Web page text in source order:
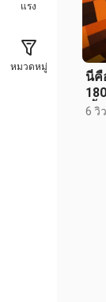
แรง
หมวดหมู่
นี่คื
เนื้
6 วิว